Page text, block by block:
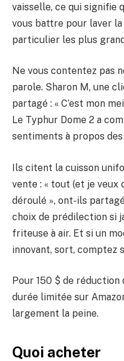
vaisselle, ce qui signifie
vous battre pour laver la
particulier les plus
Ne vous contentez pas
parole. Sharon M, une
partagé : « C’est mon
Le Typhur Dome 2 a
sentiments à propos
Ils citent la cuisson
vente : « tout (et je veux
déroulé », ont-ils
choix de prédilection si
friteuse à air. Et si un
innovant, sort, comptez
Pour 150 $ de
durée limitée sur
largement la peine.
Quoi acheter